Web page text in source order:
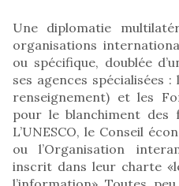
Une diplomatie
organisations
ou spécifique, doublée
ses agences spécialisées
renseignement) et les
pour le blanchiment des
L’UNESCO, le Conseil
ou l’Organisation
inscrit dans leur charte